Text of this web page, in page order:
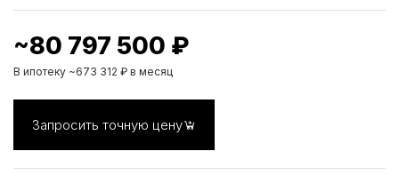
~80 797 500 ₽
В ипотеку ~673 312 ₽ в месяц
Запросить точную цену